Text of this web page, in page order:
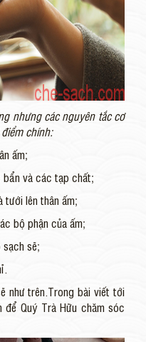
nhưng các nguyên tắc cơ
chính:
ấm;
và các tạp chất;
tưới lên thân ấm;
bộ phận của ấm;
sẽ;
như trên.Trong bài viết tới
Quý Trà Hữu chăm sóc